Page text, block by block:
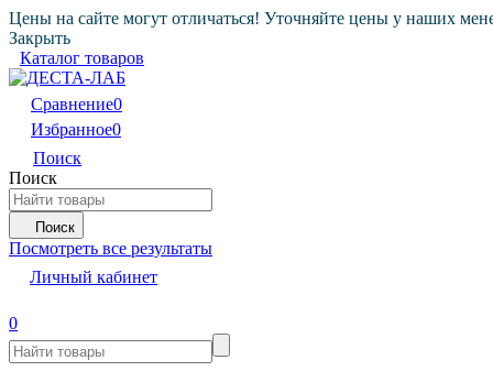
Цены на сайте могут отличаться! Уточняйте цены у наших
Закрыть
Каталог товаров
Сравнение0
Избранное0
Поиск
Поиск
Поиск
Посмотреть все результаты
Личный кабинет
0